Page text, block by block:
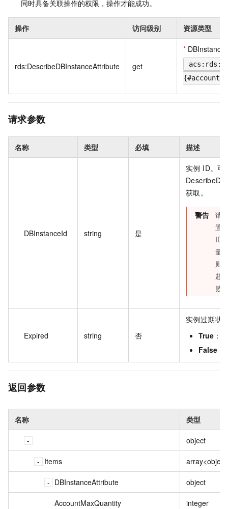
同时具备关联操作的权限，操作才能成功。
操作 访问级别 资源类型
rds:DescribeDBInstanceAttribute get
* DBInstance
请求参数
名称 类型 必填 描述
DBInstanceId string 是
实例 ID。可
获取。
警告 请
置
ID
量
则
超
败
Expired string 否
实例过期状
True ：
False
返回参数
名称 类型
object
Items
DBInstanceAttribute object
AccountMaxQuantity integer